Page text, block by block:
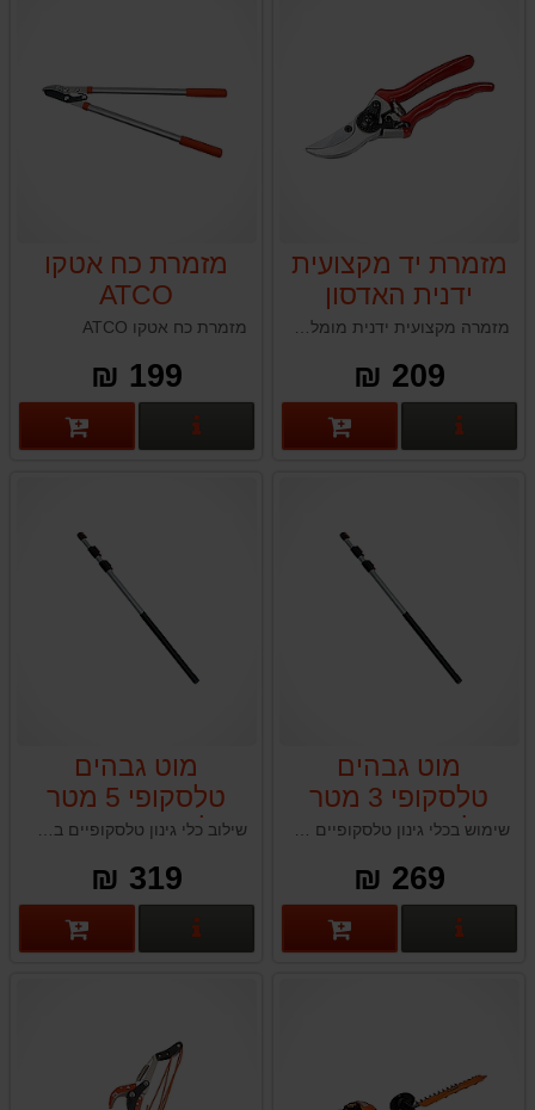
מזמרת יד מקצועית
ידנית האדסון
HUDSON BY-
PASS ATCO6
209 ₪
פרטים נוספים
מזמרת כח אטקו
ATCO
מזמרת כח אטקו ATCO
199 ₪
פרטים נוספים
מוט גבהים
טלסקופי 3 מטר
גרלנד GARLAND
269 ₪
פרטים נוספים
מוט גבהים
טלסקופי 5 מטר
גרלנד GARLAND
319 ₪
פרטים נוספים